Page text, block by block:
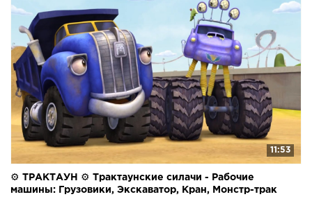
11:53
⚙ ТРАКТАУН ⚙ Трактаунские силачи - Рабочие
машины: Грузовики, Экскаватор, Кран, Монстр-трак